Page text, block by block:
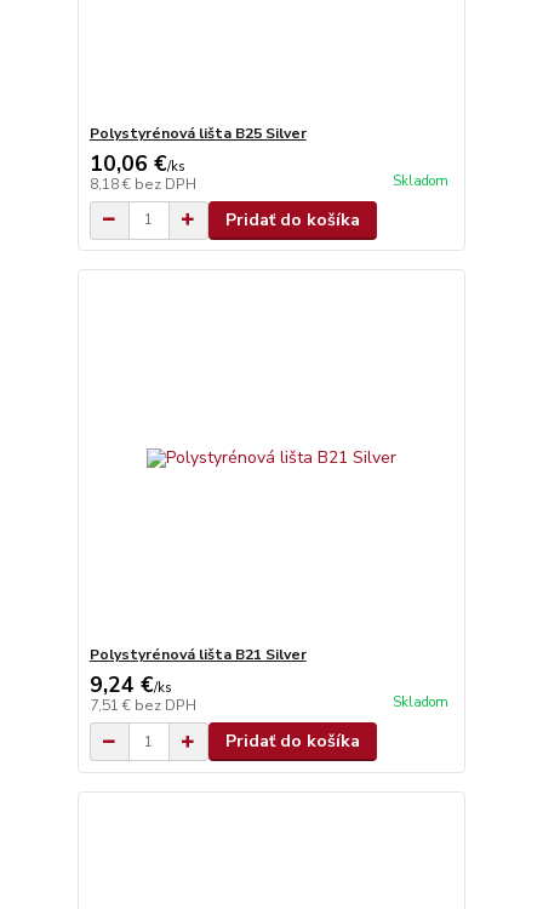
Polystyrénová lišta B25 Silver
10,06 €/ks
8,18 € bez DPH Skladom
Pridať do košíka
Polystyrénová lišta B21 Silver
9,24 €/ks
7,51 € bez DPH Skladom
Pridať do košíka